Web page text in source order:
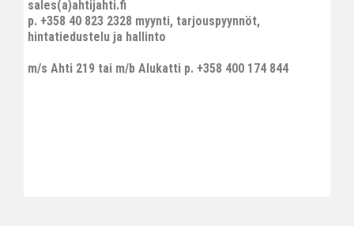
sales(a)ahtijahti.fi
p. +358 40 823 2328 myynti, tarjouspyynnöt,
hintatiedustelu ja hallinto
m/s Ahti 219 tai m/b Alukatti p. +358 400 174 844